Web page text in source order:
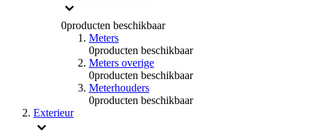
0producten beschikbaar
Meters
0producten beschikbaar
Meters overige
0producten beschikbaar
Meterhouders
0producten beschikbaar
Exterieur